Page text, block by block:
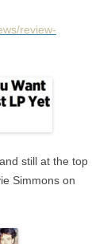
review-
still at the top
Simmons on